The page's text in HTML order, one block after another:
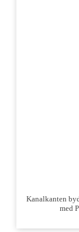
Kanalkanten
med